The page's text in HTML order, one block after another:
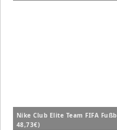
Nike Club Elite Team FIFA
48,73€)